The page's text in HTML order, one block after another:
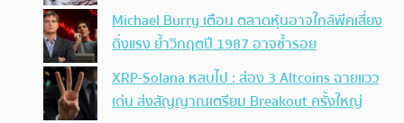
Michael Burry เตือน ตลาดหุ้นอาจใกล้พีคเสี่ยง
ดิ่งแรง ย้ำวิกฤตปี 1987 อาจซ้ำรอย
XRP-Solana หลบไป : ส่อง 3 Altcoins ฉายแวว
เด่น ส่งสัญญาณเตรียม Breakout ครั้งใหญ่